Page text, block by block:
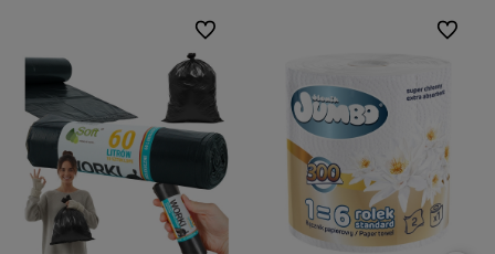
Do ulubionych Do